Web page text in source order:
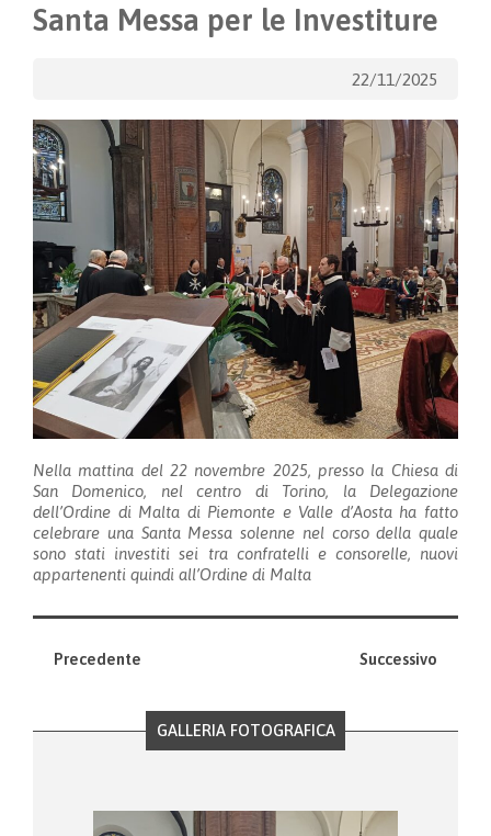
Santa Messa per le Investiture
22/11/2025
Nella mattina del 22 novembre 2025, presso la Chiesa di
San Domenico, nel centro di Torino, la Delegazione
dell’Ordine di Malta di Piemonte e Valle d’Aosta ha fatto
celebrare una Santa Messa solenne nel corso della quale
sono stati investiti sei tra confratelli e consorelle, nuovi
appartenenti quindi all’Ordine di Malta
Precedente Successivo
GALLERIA FOTOGRAFICA